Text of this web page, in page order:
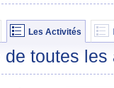
Les Activités
de toutes